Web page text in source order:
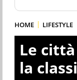
HOME LIFESTYLE
Le
la